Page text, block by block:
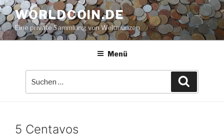
Zum
Inhalt
springen
WORLDCOIN.DE
Eine private Sammlung von Weltmünzen
Menü
5 Centavos